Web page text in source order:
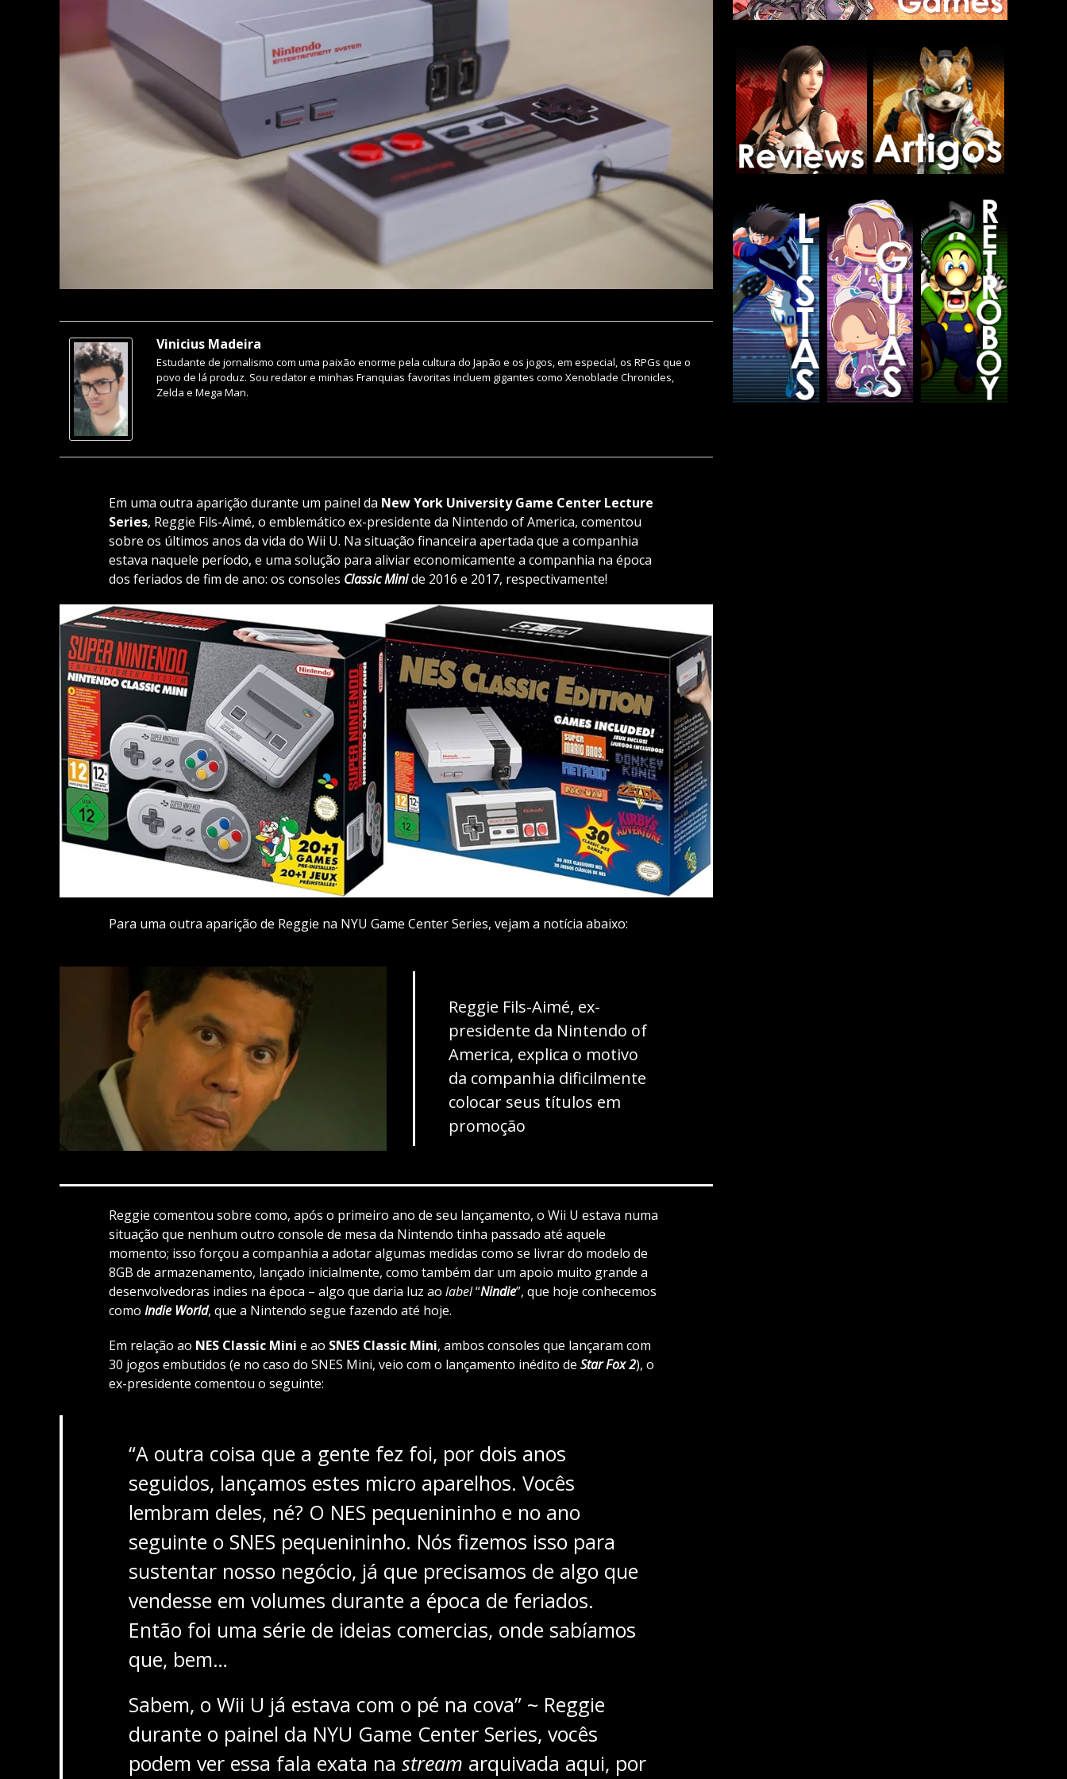
Vinicius Madeira
Estudante de jornalismo com uma paixão enorme pela cultura do Japão e os jogos, em especial, os RPGs que o
povo de lá produz. Sou redator e minhas Franquias favoritas incluem gigantes como Xenoblade Chronicles,
Zelda e Mega Man.
Em uma outra aparição durante um painel da New York University Game Center Lecture
Series, Reggie Fils-Aimé, o emblemático ex-presidente da Nintendo of America, comentou
sobre os últimos anos da vida do Wii U. Na situação financeira apertada que a companhia
estava naquele período, e uma solução para aliviar economicamente a companhia na época
dos feriados de fim de ano: os consoles Classic Minide 2016 e 2017, respectivamente!
Para uma outra aparição de Reggie na NYU Game Center Series, vejam a notícia abaixo:
Reggie Fils-Aimé, ex-
presidente da Nintendo of
America, explica o motivo
da companhia dificilmente
colocar seus títulos em
promoção
Reggie comentou sobre como, após o primeiro ano de seu lançamento, o Wii U estava numa
situação que nenhum outro console de mesa da Nintendo tinha passado até aquele
momento; isso forçou a companhia a adotar algumas medidas como se livrar do modelo de
8GB de armazenamento, lançado inicialmente, como também dar um apoio muito grande a
desenvolvedoras indies na época – algo que daria luz ao label“Nindie”, que hoje conhecemos
como Indie World, que a Nintendo segue fazendo até hoje.
Em relação ao NES Classic Mini e ao SNES Classic Mini, ambos consoles que lançaram com
30 jogos embutidos (e no caso do SNES Mini, veio com o lançamento inédito de Star Fox 2), o
ex-presidente comentou o seguinte:
“A outra coisa que a gente fez foi, por dois anos
seguidos, lançamos estes micro aparelhos. Vocês
lembram deles, né? O NES pequenininho e no ano
seguinte o SNES pequenininho. Nós fizemos isso para
sustentar nosso negócio, já que precisamos de algo que
vendesse em volumes durante a época de feriados.
Então foi uma série de ideias comercias, onde sabíamos
que, bem…
Sabem, o Wii U já estava com o pé na cova” ~ Reggie
durante o painel da NYU Game Center Series, vocês
podem ver essa fala exata na stream arquivada aqui, por